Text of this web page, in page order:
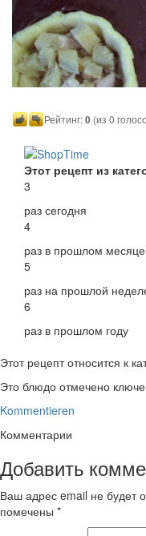
Рейтинг:0 (из 0
Этот рецепт из
3
раз сегодня
4
раз в прошлом месяце
5
раз на прошлой
6
раз в прошлом году
Этот рецепт относится к
Это блюдо отмечено
Kommentieren
Комментарии
Добавить
Ваш адрес email не будет
помечены *